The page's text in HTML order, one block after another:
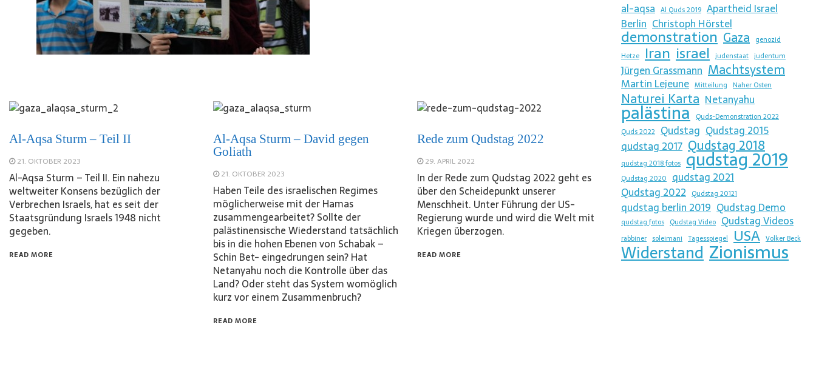
Al-Aqsa Sturm – Teil II
21. OKTOBER 2023
Al-Aqsa Sturm – Teil II. Ein nahezu
weltweiter Konsens bezüglich der
Verbrechen Israels, hat es seit der
Staatsgründung Israels 1948 nicht
gegeben.
READ MORE
Al-Aqsa Sturm – David gegen
Goliath
21. OKTOBER 2023
Haben Teile des israelischen Regimes
möglicherweise mit der Hamas
zusammengearbeitet? Sollte der
palästinensische Wiederstand tatsächlich
bis in die hohen Ebenen von Schabak –
Schin Bet- eingedrungen sein? Hat
Netanyahu noch die Kontrolle über das
Land? Oder steht das System womöglich
kurz vor einem Zusammenbruch?
READ MORE
Rede zum Qudstag 2022
29. APRIL 2022
In der Rede zum Qudstag 2022 geht es
über den Scheidepunkt unserer
Menschheit. Unter Führung der US-
Regierung wurde und wird die Welt mit
Kriegen überzogen.
READ MORE
al-aqsa Al Quds 2019 Apartheid Israel
Berlin Christoph Hörstel
demonstration Gaza genozid
Hetze Iran israel judenstaat judentum
Jürgen Grassmann Machtsystem
Martin Lejeune Mitteilung Naher Osten
Naturei Karta Netanyahu
palästina Quds-Demonstration 2022
Quds 2022
Qudstag Qudstag 2015
qudstag 2017 Qudstag 2018
qudstag 2018 fotos qudstag 2019
Qudstag 2020
qudstag 2021
Qudstag 2022
Qudstag 20121
qudstag berlin 2019 Qudstag Demo
qudstag fotos Qudstag Video Qudstag Videos
rabbiner soleimani Tagesspiegel USA Volker Beck
Widerstand Zionismus